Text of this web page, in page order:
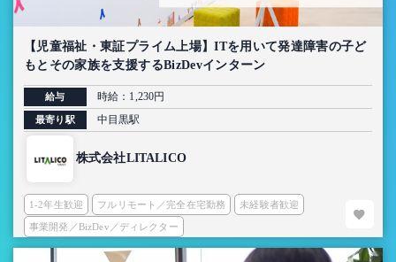
【児童福祉・東証プライム上場】ITを用いて発達障害の子ど
もとその家族を支援するBizDevインターン
給与 時給：1,230円
最寄り駅 中目黒駅
株式会社LITALICO
1-2年生歓迎 フルリモート／完全在宅勤務 未経験者歓迎
事業開発／BizDev／ディレクター